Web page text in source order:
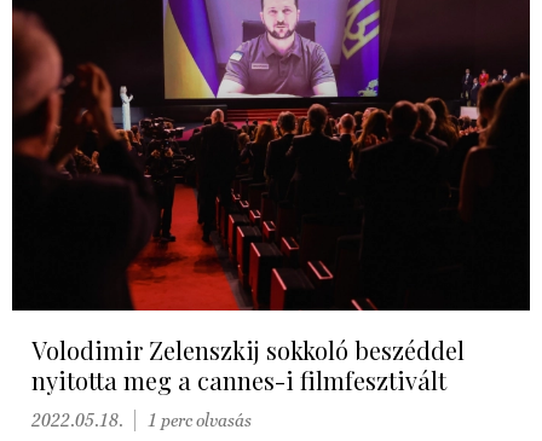
Volodimir Zelenszkij sokkoló beszéddel
nyitotta meg a cannes-i filmfesztivált
2022.05.18. 1 perc olvasás